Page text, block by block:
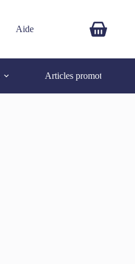
Aide
Articles promotionnels